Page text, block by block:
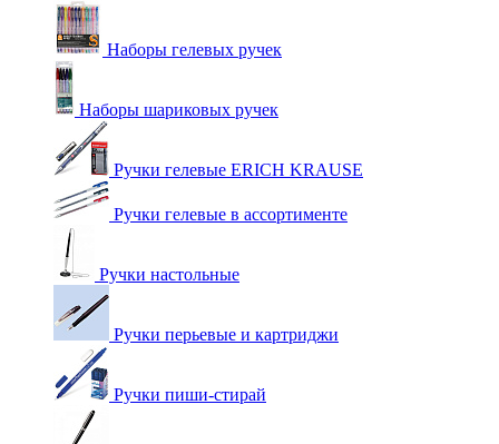
Наборы гелевых ручек
Наборы шариковых ручек
Ручки гелевые ERICH KRAUSE
Ручки гелевые в ассортименте
Ручки настольные
Ручки перьевые и картриджи
Ручки пиши-стирай